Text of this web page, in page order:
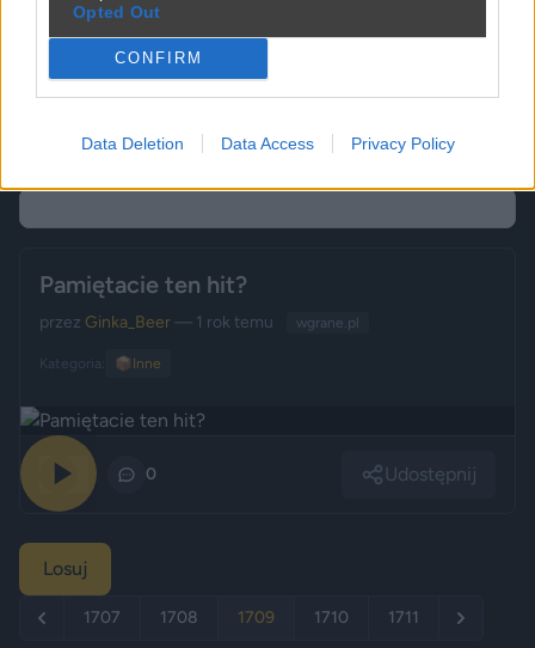
Opted Out
CONFIRM
Data Deletion Data Access Privacy Policy
Pamiętacie ten hit?
przez Ginka_Beer— 1 rok temu wgrane.pl
Kategoria: 📦 Inne
0 Udostępnij
Losuj
1707 1708 1709 1710 1711